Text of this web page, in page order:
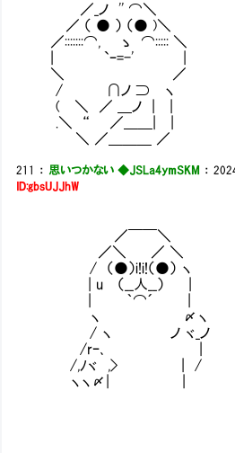
／_ノ '' ⌒＼
／ （ ● ） （● )＼
／:::::::⌒, ゝ ⌒::::: ＼ 要す
| `ｰ=-' |
＼ ／ たしかに持っ
/ ∩ノ ⊃ ヽ
( ＼ ／ ＿ノ | |
.＼ “ ／＿＿| |
＼ ／＿＿＿ ／
211 ： 思いつかない ◆JSLa4ymSKM ：
ID:gbsUJJhW
／￣￣＼
／＼ ／ ＼
/ （●）i!i!（●） ヽ
| u （__人__） | ちょっと
| ｀⌒´ |
ヽ 〆ヽ 絡みに行
/ ヽ ノ ヾ_ノ
/rｰ､ |
/,ﾉヾ ,> | /
ヽヽ〆| |